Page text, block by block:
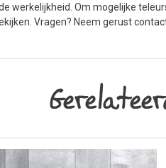
werkelijkheid. Om mogelijke
Vragen? Neem gerust